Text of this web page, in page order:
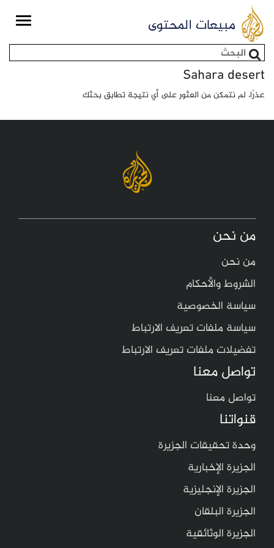
مبيعات المحتوى Toggle
استمارة البحث
Sahara desert
عذرًا، لم نتمكن من العثور على أي نتيجة تطابق بحثك
من نحن
من نحن
الشروط والأحكام
سياسة الخصوصية
سياسة ملفات تعريف الارتباط
تفضيلات ملفات تعريف الارتباط
تواصل معنا
تواصل معنا
قنواتنا
وحدة تحقيقات الجزيرة
الجزيرة الإخبارية
الجزيرة الإنجليزية
الجزيرة البلقان
الجزيرة الوثائقية